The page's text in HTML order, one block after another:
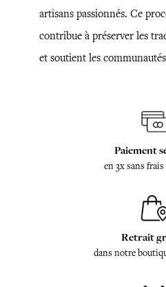
artisans passionnés. Ce
contribue à préserver les
et soutient les
Paiement
en 3x sans
Retrait
dans notre